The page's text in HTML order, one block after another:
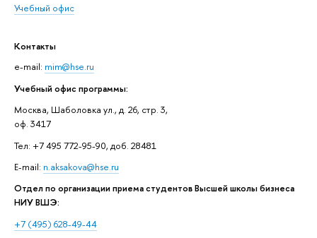
Учебный офис
Контакты
e-mail: mim@hse.ru
Учебный офис программы:
Москва, Шаболовка ул., д. 26, стр. 3,
оф. 3417
Тел: +7 495 772-95-90, доб. 28481
E-mail: n.aksakova@hse.ru
Отдел по организации приема студентов Высшей школы бизнеса
НИУ ВШЭ:
+7 (495) 628-49-44